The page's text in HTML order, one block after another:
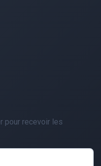
pour recevoir les